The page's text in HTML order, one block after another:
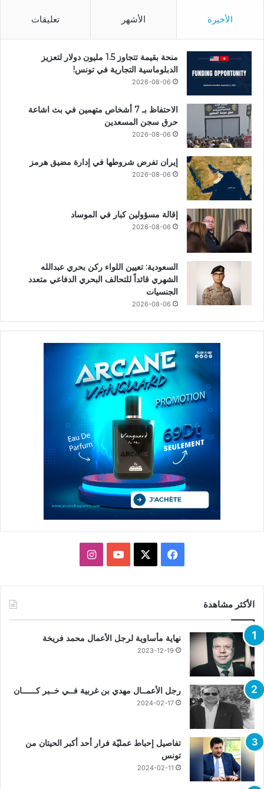
الأخيرة الأشهر تعليقات
منحة بقيمة تتجاوز 1.5 مليون دولار لتعزيز
الدبلوماسية التجارية في تونس!
2026-08-06
الاحتفاظ بـ 7 أشخاص متهمين في بث اشاعة
حرق سجن المسعدين
2026-08-06
إيران تفرض شروطها في إدارة مضيق هرمز
2026-08-06
إقالة مسؤولين كبار في الموساد
2026-08-06
السعودية: تعيين اللواء ركن بحري عبدالله
الشهري قائداً للتحالف البحري الدفاعي متعدد
الجنسيات
2026-08-06
فيسبوك يوتيوبانستقرام
الأكثر مشاهدة
نهاية مأساوية لرجل الأعمال محمد فريخة
2023-12-19
رجل الأعمــال مهدي بن غربية فــي خــبر كــــــان
2024-02-17
تفاصيل إحباط عمليّة فرار أحد أكبر الحيتان من
تونس
2024-02-11